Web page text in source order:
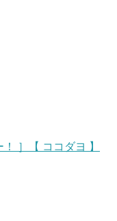
］【 ココダヨ 】